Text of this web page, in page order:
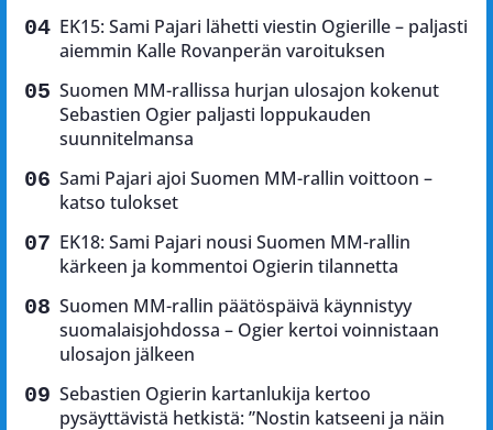
EK15: Sami Pajari lähetti viestin Ogierille – paljasti
aiemmin Kalle Rovanperän varoituksen
Suomen MM-rallissa hurjan ulosajon kokenut
Sebastien Ogier paljasti loppukauden
suunnitelmansa
Sami Pajari ajoi Suomen MM-rallin voittoon –
katso tulokset
EK18: Sami Pajari nousi Suomen MM-rallin
kärkeen ja kommentoi Ogierin tilannetta
Suomen MM-rallin päätöspäivä käynnistyy
suomalaisjohdossa – Ogier kertoi voinnistaan
ulosajon jälkeen
Sebastien Ogierin kartanlukija kertoo
pysäyttävistä hetkistä: ”Nostin katseeni ja näin